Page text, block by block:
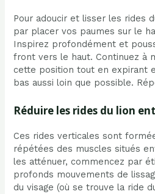
Pour adoucir et lisser les rides
par placer vos paumes sur le
Inspirez profondément et
front vers le haut. Continuez à
cette position tout en expirant
bas aussi loin que possible.
Réduire les rides du lion
Ces rides verticales sont
répétées des muscles situés
les atténuer, commencez par
profonds mouvements de
du visage (où se trouve la ride